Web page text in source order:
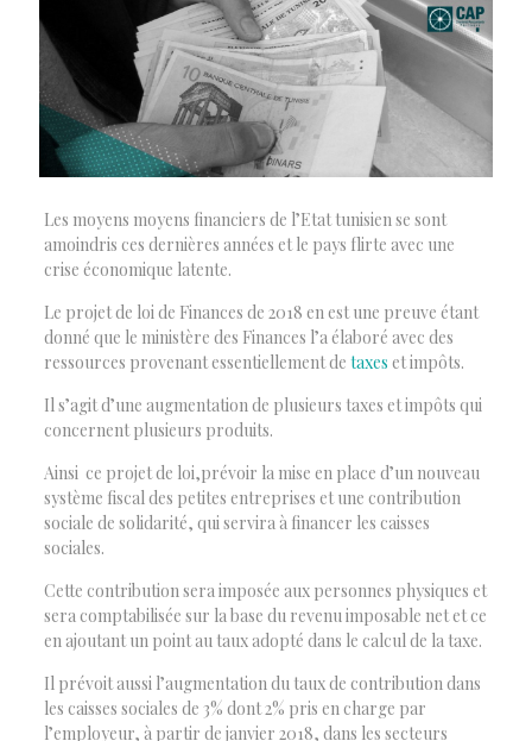
Les moyens moyens financiers de l’Etat tunisien se sont
amoindris ces dernières années et le pays flirte avec une
crise économique latente.
Le projet de loi de Finances de 2018 en est une preuve étant
donné que le ministère des Finances l’a élaboré avec des
ressources provenant essentiellement de taxes et impôts.
Il s’agit d’une augmentation de plusieurs taxes et impôts qui
concernent plusieurs produits.
Ainsi ce projet de loi,prévoir la mise en place d’un nouveau
système fiscal des petites entreprises et une contribution
sociale de solidarité, qui servira à financer les caisses
sociales.
Cette contribution sera imposée aux personnes physiques et
sera comptabilisée sur la base du revenu imposable net et ce
en ajoutant un point au taux adopté dans le calcul de la taxe.
Il prévoit aussi l’augmentation du taux de contribution dans
les caisses sociales de 3% dont 2% pris en charge par
l’employeur, à partir de janvier 2018, dans les secteurs